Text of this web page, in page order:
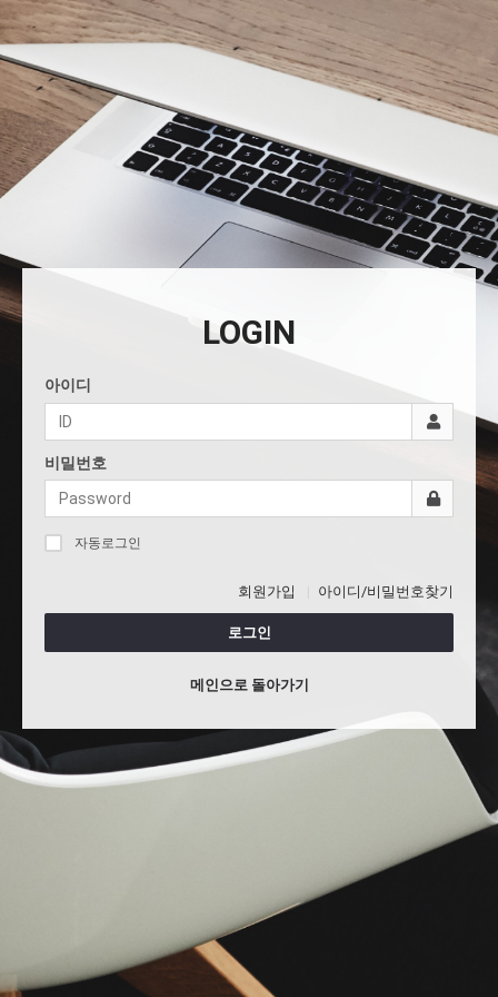
LOGIN
아이디
비밀번호
자동로그인
회원가입 아이디/비밀번호찾기
로그인
메인으로 돌아가기